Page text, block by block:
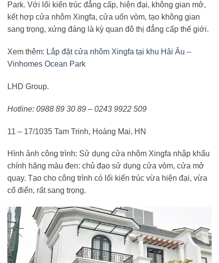
Park. Với lối kiến trúc đẳng cấp, hiện đại, không gian mở,
kết hợp cửa nhôm Xingfa, cửa uốn vòm, tạo không gian
sang trọng, xứng đáng là kỳ quan đô thị đẳng cấp thế giới.
Xem thêm: Lắp đặt cửa nhôm Xingfa tại khu Hải Âu –
Vinhomes Ocean Park
LHD Group.
Hotline: 0988 89 30 89 – 0243 9922 509
11 – 17/1035 Tam Trinh, Hoàng Mai, HN
Hình ảnh công trình: Sử dụng cửa nhôm Xingfa nhập khẩu
chính hãng màu đen: chủ đạo sử dụng cửa vòm, cửa mở
quay. Tạo cho công trình có lối kiến trúc vừa hiện đại, vừa
cổ điển, rất sang trọng.